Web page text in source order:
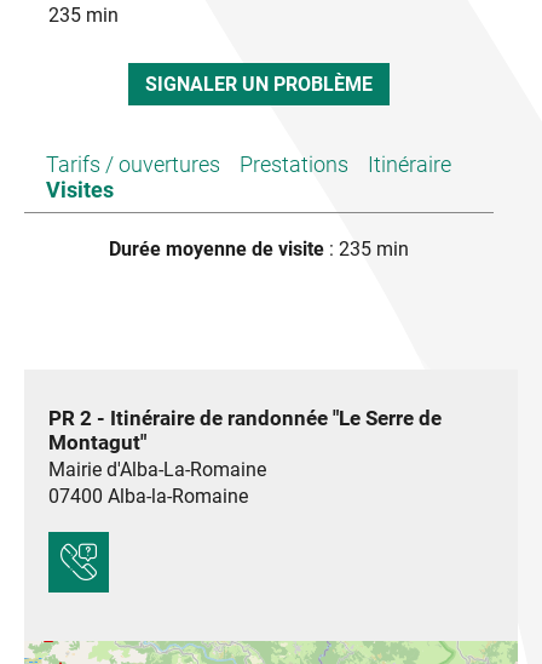
235 min
SIGNALER UN PROBLÈME
Tarifs / ouvertures Prestations
Itinéraire
Visites
Durée moyenne de visite : 235 min
PR 2 - Itinéraire de randonnée "Le Serre de
Montagut"
Mairie d'Alba-La-Romaine
07400 Alba-la-Romaine